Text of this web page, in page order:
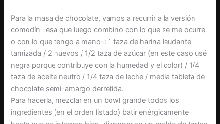
Para la masa de chocolate, vamos a recurrir a la versión
comodín -esa que luego combino con lo que se me ocurre
o con lo que tengo a mano-: 1 taza de harina leudante
tamizada / 2 huevos / 1/2 taza de azúcar (en este caso usé
negra porque contribuye con la humedad y el color) / 1/4
taza de aceite neutro / 1/4 taza de leche / media tableta de
chocolate semi-amargo derretida.
Para hacerla, mezclar en un bowl grande todos los
ingredientes (en el orden listado) batir enérgicamente